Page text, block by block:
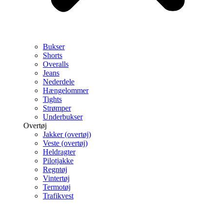
Bukser
Shorts
Overalls
Jeans
Nederdele
Hængelommer
Tights
Strømper
Underbukser
Overtøj
Jakker (overtøj)
Veste (overtøj)
Heldragter
Pilotjakke
Regntøj
Vintertøj
Termotøj
Trafikvest